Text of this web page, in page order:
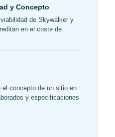
y Concepto
de Skywalker y
en el coste de
concepto de un sitio en
y especificaciones